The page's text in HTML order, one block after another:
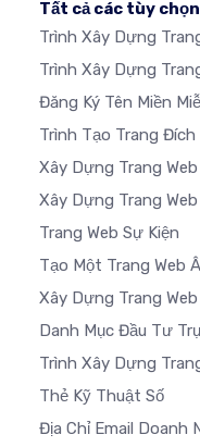
Tất cả các tùy chọn
Trình Xây Dựng
Trình Xây Dựng
Đăng Ký Tên Miền
Trình Tạo Trang Đích
Xây Dựng Trang
Xây Dựng Trang
Trang Web Sự Kiện
Tạo Một Trang Web
Xây Dựng Trang
Danh Mục Đầu Tư
Trình Xây Dựng
Thẻ Kỹ Thuật Số
Địa Chỉ Email Doanh